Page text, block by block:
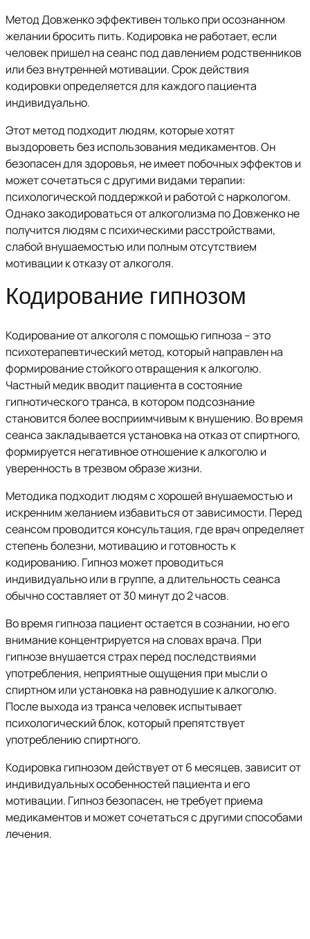
Метод Довженко эффективен только при осознанном
желании бросить пить. Кодировка не работает, если
человек пришел на сеанс под давлением родственников
или без внутренней мотивации. Срок действия
кодировки определяется для каждого пациента
индивидуально.
Этот метод подходит людям, которые хотят
выздороветь без использования медикаментов. Он
безопасен для здоровья, не имеет побочных эффектов и
может сочетаться с другими видами терапии:
психологической поддержкой и работой с наркологом.
Однако закодироваться от алкоголизма по Довженко не
получится людям с психическими расстройствами,
слабой внушаемостью или полным отсутствием
мотивации к отказу от алкоголя.
Кодирование гипнозом
Кодирование от алкоголя с помощью гипноза – это
психотерапевтический метод, который направлен на
формирование стойкого отвращения к алкоголю.
Частный медик вводит пациента в состояние
гипнотического транса, в котором подсознание
становится более восприимчивым к внушению. Во время
сеанса закладывается установка на отказ от спиртного,
формируется негативное отношение к алкоголю и
уверенность в трезвом образе жизни.
Методика подходит людям с хорошей внушаемостью и
искренним желанием избавиться от зависимости. Перед
сеансом проводится консультация, где врач определяет
степень болезни, мотивацию и готовность к
кодированию. Гипноз может проводиться
индивидуально или в группе, а длительность сеанса
обычно составляет от 30 минут до 2 часов.
Во время гипноза пациент остается в сознании, но его
внимание концентрируется на словах врача. При
гипнозе внушается страх перед последствиями
употребления, неприятные ощущения при мысли о
спиртном или установка на равнодушие к алкоголю.
После выхода из транса человек испытывает
психологический блок, который препятствует
употреблению спиртного.
Кодировка гипнозом действует от 6 месяцев, зависит от
индивидуальных особенностей пациента и его
мотивации. Гипноз безопасен, не требует приема
медикаментов и может сочетаться с другими способами
лечения.